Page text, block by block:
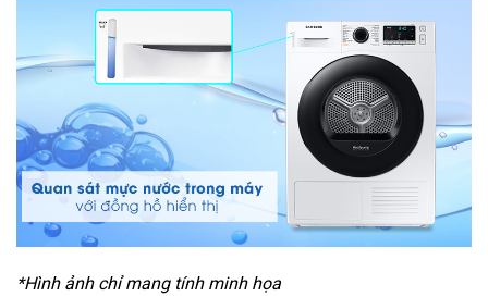
*Hình ảnh chỉ mang tính minh họa